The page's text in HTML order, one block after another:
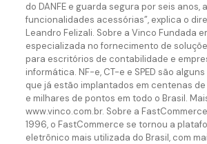
do DANFE e guarda segura por seis anos,
funcionalidades acessórias”, explica o
Leandro Felizali. Sobre a Vinco Fundada
especializada no fornecimento de
para escritórios de contabilidade e
informática. NF-e, CT-e e SPED são
que já estão implantados em centenas
e milhares de pontos em todo o Brasil.
www.vinco.com.br. Sobre a
1996, o FastCommerce se tornou a
eletrônico mais utilizada do Brasil, com